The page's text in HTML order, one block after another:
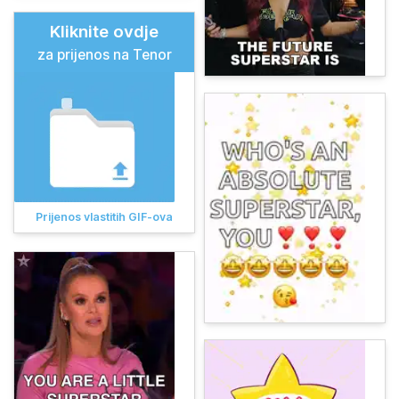
Kliknite ovdje
za prijenos na Tenor
Prijenos vlastitih GIF-ova